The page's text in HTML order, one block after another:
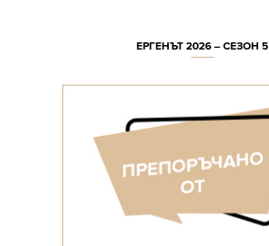
ЕРГЕНЪТ 2026 – СЕЗОН 5